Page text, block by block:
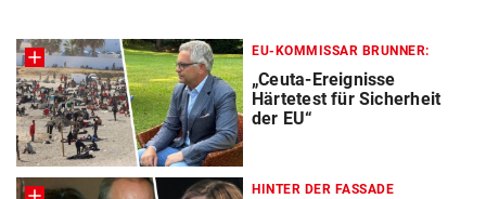
EU-KOMMISSAR BRUNNER:
„Ceuta-Ereignisse
Härtetest für Sicherheit
der EU“
HINTER DER FASSADE